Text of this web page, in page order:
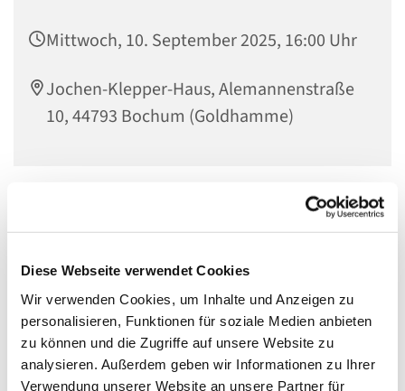
Diese Webseite verwendet Cookies
Wir verwenden Cookies, um Inhalte und Anzeigen zu
personalisieren, Funktionen für soziale Medien anbieten
zu können und die Zugriffe auf unsere Website zu
analysieren. Außerdem geben wir Informationen zu Ihrer
Verwendung unserer Website an unsere Partner für
Mittwoch, 10. September 2025, 16:00 Uhr
Jochen-Klepper-Haus, Alemannenstraße
10, 44793 Bochum (Goldhamme)